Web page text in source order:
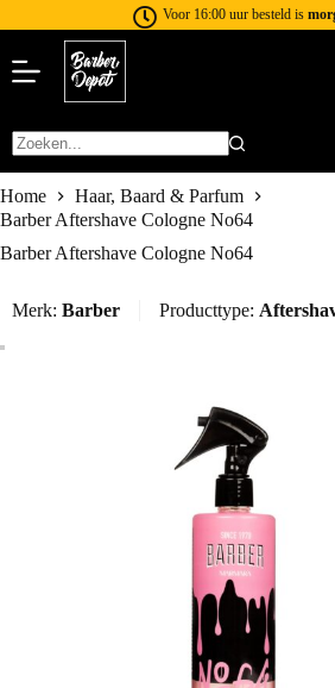
Voor 16:00 uur besteld is
Home
Haar, Baard & Parfum
Barber Aftershave Cologne No64
Barber Aftershave Cologne No64
Merk: Barber Producttype: